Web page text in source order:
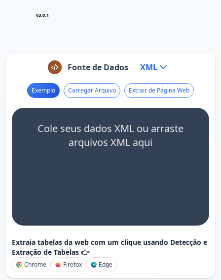
v3.0.1
Fonte de Dados XML
Exemplo Carregar Arquivo Extrair de Página Web
Cole seus dados XML ou arraste
arquivos XML aqui
Extraia tabelas da web com um clique usando Detecção e
Extração de Tabelas 👉
Chrome Firefox Edge